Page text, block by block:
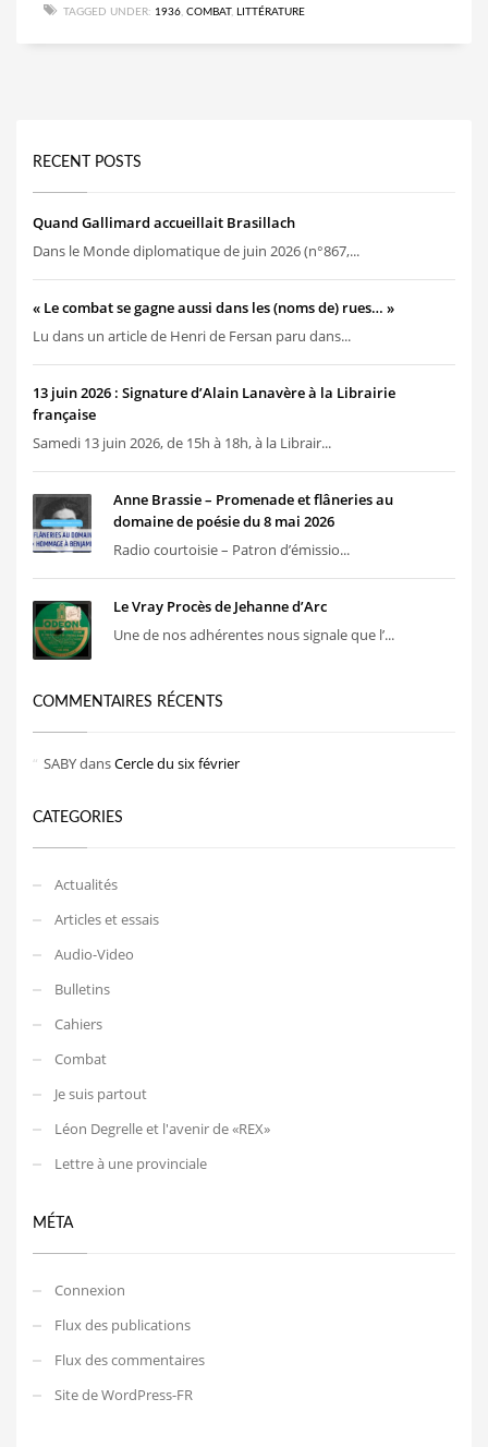
TAGGED UNDER: 1936 COMBAT, LITTÉRATURE
RECENT POSTS
Quand Gallimard accueillait Brasillach
Dans le Monde diplomatique de juin 2026 (n°867,...
« Le combat se gagne aussi dans les (noms de) rues… »
Lu dans un article de Henri de Fersan paru dans...
13 juin 2026 : Signature d’Alain Lanavère à la Librairie
française
Samedi 13 juin 2026, de 15h à 18h, à la Librair...
Anne Brassie – Promenade et flâneries au
domaine de poésie du 8 mai 2026
Radio courtoisie – Patron d’émissio...
Le Vray Procès de Jehanne d’Arc
Une de nos adhérentes nous signale que l’...
COMMENTAIRES RÉCENTS
SABYdansCercle du six février
CATEGORIES
Actualités
Articles et essais
Audio-Video
Bulletins
Cahiers
Combat
Je suis partout
Léon Degrelle et l'avenir de «REX»
Lettre à une provinciale
MÉTA
Connexion
Flux des publications
Flux des commentaires
Site de WordPress-FR